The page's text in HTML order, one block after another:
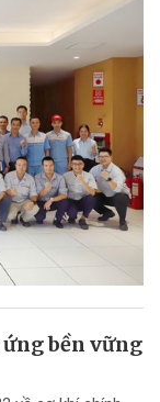
ứng bền vững